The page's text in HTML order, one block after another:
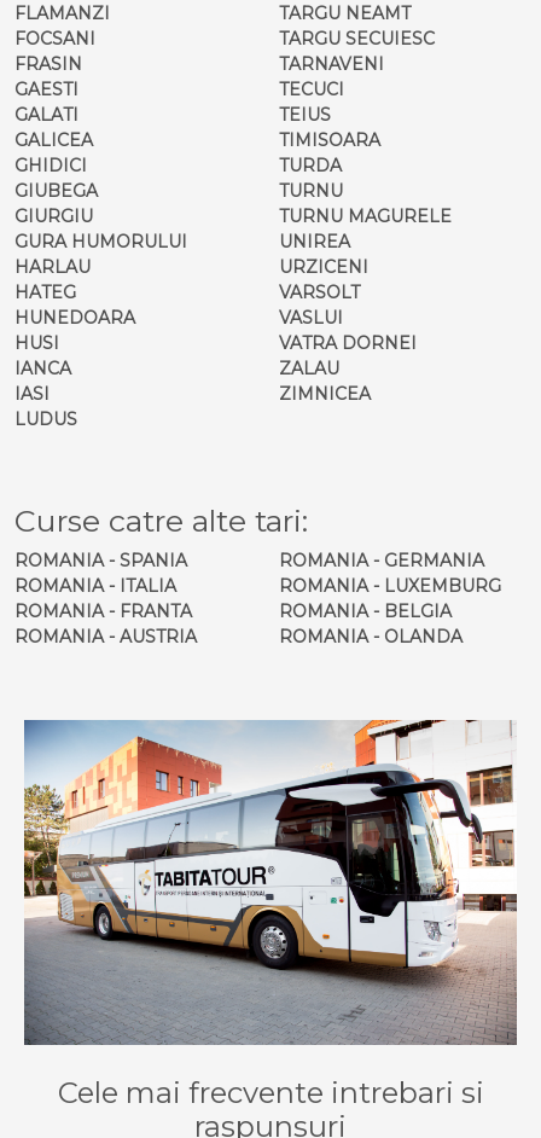
FLAMANZI
FOCSANI
FRASIN
GAESTI
GALATI
GALICEA
GHIDICI
GIUBEGA
GIURGIU
GURA HUMORULUI
HARLAU
HATEG
HUNEDOARA
HUSI
IANCA
IASI
LUDUS
TARGU NEAMT
TARGU SECUIESC
TARNAVENI
TECUCI
TEIUS
TIMISOARA
TURDA
TURNU
TURNU MAGURELE
UNIREA
URZICENI
VARSOLT
VASLUI
VATRA DORNEI
ZALAU
ZIMNICEA
Curse catre alte tari:
ROMANIA - SPANIA
ROMANIA - ITALIA
ROMANIA - FRANTA
ROMANIA - AUSTRIA
ROMANIA - GERMANIA
ROMANIA - LUXEMBURG
ROMANIA - BELGIA
ROMANIA - OLANDA
Cele mai frecvente intrebari si
raspunsuri
Cum se poate rezerva un bilet pe ruta
GALICEA - TORINO?
Pentru a rezerva un bilet pentru cursa GALICEA -
TORINO, va recomandam sa intrati pe
sau sa sunati
la cea mai apropiata agentie Tabita Tour.